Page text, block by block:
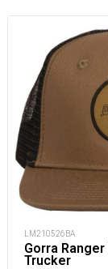
LM210526BA
Gorra
Trucker